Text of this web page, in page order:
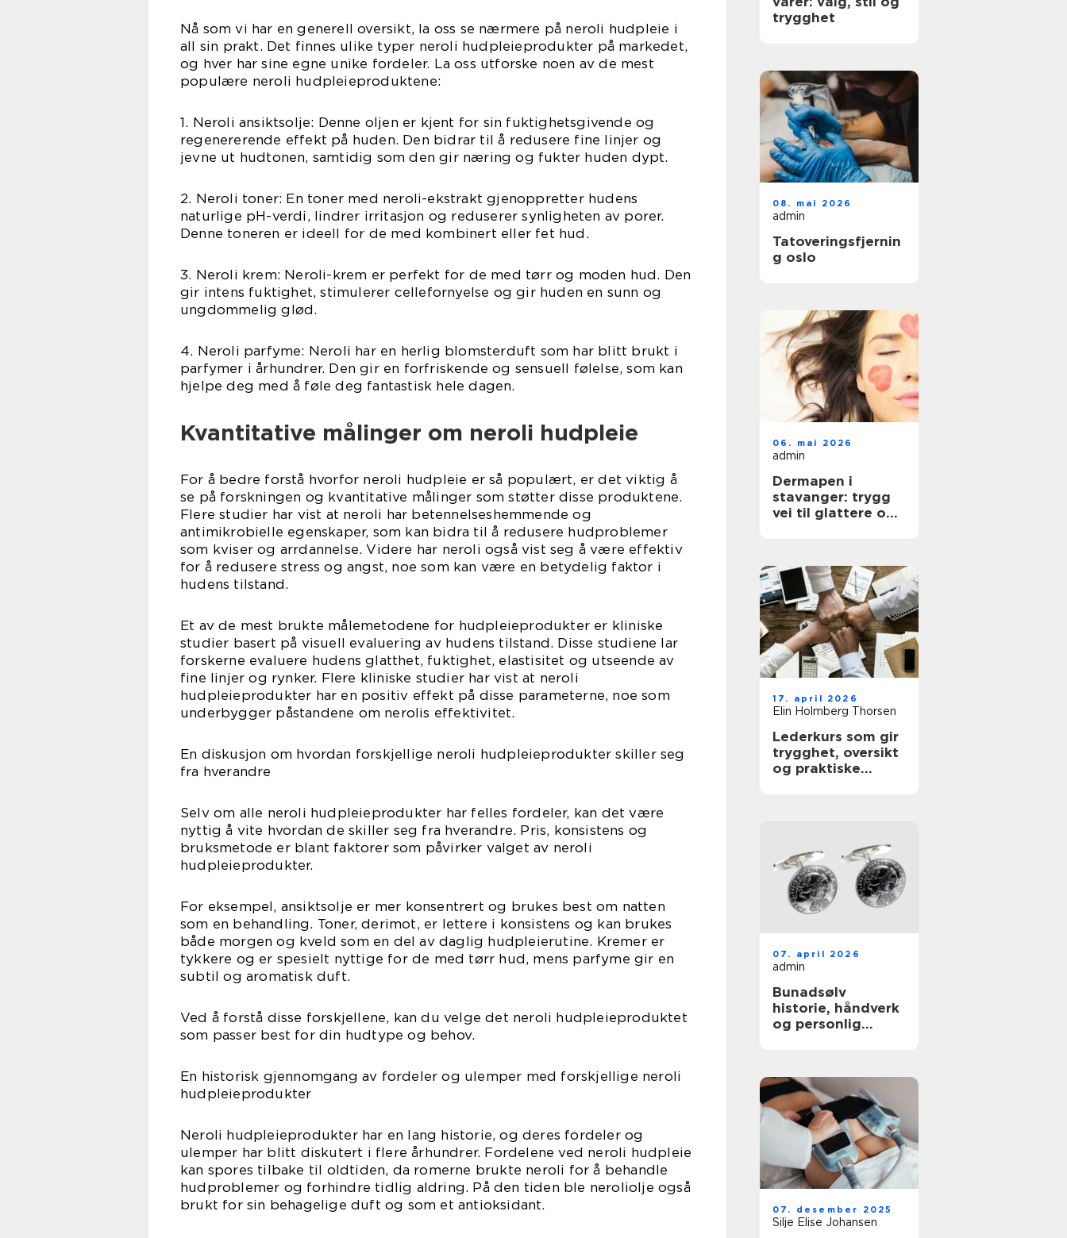
Nå som vi har en generell oversikt, la oss se nærmere på neroli hudpleie i
all sin prakt. Det finnes ulike typer neroli hudpleieprodukter på markedet,
og hver har sine egne unike fordeler. La oss utforske noen av de mest
populære neroli hudpleieproduktene:
1. Neroli ansiktsolje: Denne oljen er kjent for sin fuktighetsgivende og
regenererende effekt på huden. Den bidrar til å redusere fine linjer og
jevne ut hudtonen, samtidig som den gir næring og fukter huden dypt.
2. Neroli toner: En toner med neroli-ekstrakt gjenoppretter hudens
naturlige pH-verdi, lindrer irritasjon og reduserer synligheten av porer.
Denne toneren er ideell for de med kombinert eller fet hud.
3. Neroli krem: Neroli-krem er perfekt for de med tørr og moden hud. Den
gir intens fuktighet, stimulerer cellefornyelse og gir huden en sunn og
ungdommelig glød.
4. Neroli parfyme: Neroli har en herlig blomsterduft som har blitt brukt i
parfymer i århundrer. Den gir en forfriskende og sensuell følelse, som kan
hjelpe deg med å føle deg fantastisk hele dagen.
Kvantitative målinger om neroli hudpleie
For å bedre forstå hvorfor neroli hudpleie er så populært, er det viktig å
se på forskningen og kvantitative målinger som støtter disse produktene.
Flere studier har vist at neroli har betennelseshemmende og
antimikrobielle egenskaper, som kan bidra til å redusere hudproblemer
som kviser og arrdannelse. Videre har neroli også vist seg å være effektiv
for å redusere stress og angst, noe som kan være en betydelig faktor i
hudens tilstand.
Et av de mest brukte målemetodene for hudpleieprodukter er kliniske
studier basert på visuell evaluering av hudens tilstand. Disse studiene lar
forskerne evaluere hudens glatthet, fuktighet, elastisitet og utseende av
fine linjer og rynker. Flere kliniske studier har vist at neroli
hudpleieprodukter har en positiv effekt på disse parameterne, noe som
underbygger påstandene om nerolis effektivitet.
En diskusjon om hvordan forskjellige neroli hudpleieprodukter skiller seg
fra hverandre
Selv om alle neroli hudpleieprodukter har felles fordeler, kan det være
nyttig å vite hvordan de skiller seg fra hverandre. Pris, konsistens og
bruksmetode er blant faktorer som påvirker valget av neroli
hudpleieprodukter.
For eksempel, ansiktsolje er mer konsentrert og brukes best om natten
som en behandling. Toner, derimot, er lettere i konsistens og kan brukes
både morgen og kveld som en del av daglig hudpleierutine. Kremer er
tykkere og er spesielt nyttige for de med tørr hud, mens parfyme gir en
subtil og aromatisk duft.
Ved å forstå disse forskjellene, kan du velge det neroli hudpleieproduktet
som passer best for din hudtype og behov.
En historisk gjennomgang av fordeler og ulemper med forskjellige neroli
hudpleieprodukter
Neroli hudpleieprodukter har en lang historie, og deres fordeler og
ulemper har blitt diskutert i flere århundrer. Fordelene ved neroli hudpleie
kan spores tilbake til oldtiden, da romerne brukte neroli for å behandle
hudproblemer og forhindre tidlig aldring. På den tiden ble neroliolje også
brukt for sin behagelige duft og som et antioksidant.
trygghet
08. mai 2026
admin
Tatoveringsfjernin
g oslo
06. mai 2026
admin
Dermapen i
stavanger: trygg
vei til glattere og
17. april 2026
Elin Holmberg Thorsen
Lederkurs som gir
trygghet, oversikt
og praktiske
07. april 2026
admin
Bunadsølv
historie, håndverk
og personlig
07. desember 2025
Silje Elise Johansen